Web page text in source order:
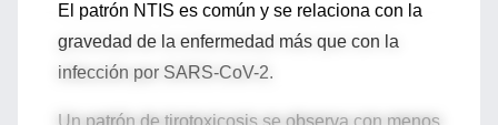
El patrón NTIS es común y se relaciona con la
gravedad de la enfermedad más que con la
infección por SARS-CoV-2.
Un patrón de tirotoxicosis se observa con menos